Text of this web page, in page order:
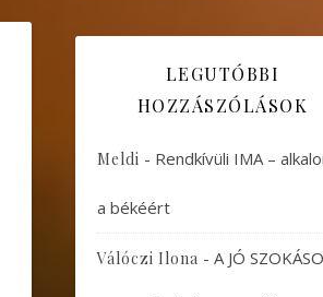
LEGUTÓBBI
HOZZÁSZÓLÁSOK
Meldi - Rendkívüli IMA –
a békéért
Válóczi Ilona - A JÓ